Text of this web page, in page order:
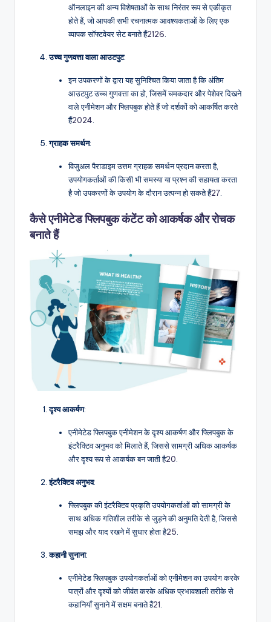
ऑनलाइन की अन्य विशेषताओं के साथ निरंतर रूप से एकीकृत
होते हैं, जो आपकी सभी रचनात्मक आवश्यकताओं के लिए एक
व्यापक सॉफ्टवेयर सेट बनाते हैं2126
उच्च गुणवत्ता वाला आउटपुट:
इन उपकरणों के द्वारा यह सुनिश्चित किया जाता है कि अंतिम
आउटपुट उच्च गुणवत्ता का हो, जिसमें चमकदार और पेशेवर दिखने
वाले एनीमेशन और फ्लिपबुक होते हैं जो दर्शकों को आकर्षित करते
हैं2024
ग्राहक समर्थन:
विजुअल पैराडाइम उत्तम ग्राहक समर्थन प्रदान करता है,
उपयोगकर्ताओं की किसी भी समस्या या प्रश्न की सहायता करता
है जो उपकरणों के उपयोग के दौरान उत्पन्न हो सकते हैं27
कैसे एनीमेटेड फ्लिपबुक कंटेंट को आकर्षक और रोचक
बनाते हैं
दृश्य आकर्षण:
एनीमेटेड फ्लिपबुक एनीमेशन के दृश्य आकर्षण और फ्लिपबुक के
इंटरैक्टिव अनुभव को मिलाते हैं, जिससे सामग्री अधिक आकर्षक
और दृश्य रूप से आकर्षक बन जाती है20.
इंटरैक्टिव अनुभव:
फ्लिपबुक की इंटरैक्टिव प्रकृति उपयोगकर्ताओं को सामग्री के
साथ अधिक गतिशील तरीके से जुड़ने की अनुमति देती है, जिससे
समझ और याद रखने में सुधार होता है25.
कहानी सुनाना:
एनीमेटेड फ्लिपबुक उपयोगकर्ताओं को एनीमेशन का उपयोग करके
पात्रों और दृश्यों को जीवंत करके अधिक प्रभावशाली तरीके से
कहानियाँ सुनाने में सक्षम बनाते हैं21.